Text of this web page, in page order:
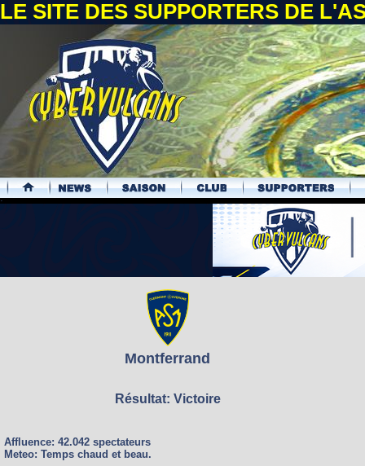
LE SITE DES SUPPORTERS DE
.
Montferrand
Résultat: Victoire
Affluence: 42.042 spectateurs
Meteo: Temps chaud et beau.